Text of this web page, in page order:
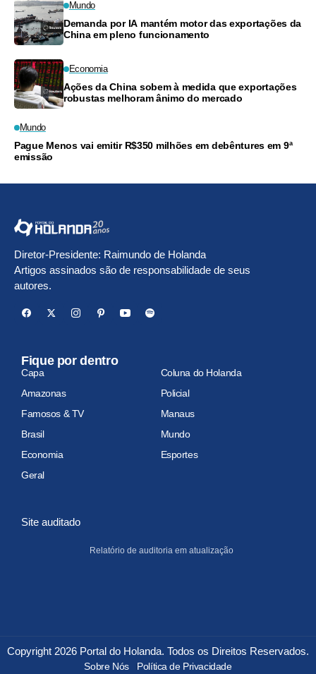
Mundo
Demanda por IA mantém motor das exportações da
China em pleno funcionamento
Economia
Ações da China sobem à medida que exportações
robustas melhoram ânimo do mercado
Mundo
Pague Menos vai emitir R$350 milhões em debêntures em 9ª
emissão
Diretor-Presidente: Raimundo de Holanda
Artigos assinados são de responsabilidade de seus
autores.
Fique por dentro
Capa
Coluna do Holanda
Amazonas
Policial
Famosos & TV
Manaus
Brasil
Mundo
Economia
Esportes
Geral
Site auditado
Relatório de auditoria em atualização
Copyright 2026 Portal do Holanda. Todos os Direitos Reservados.
Sobre Nós Política de Privacidade